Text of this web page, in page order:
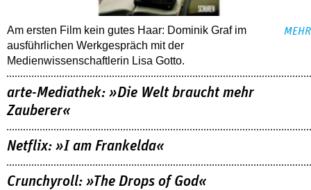
Am ersten Film kein gutes Haar: Dominik Graf im
ausführlichen Werkgespräch mit der
Medienwissenschaftlerin Lisa Gotto.
MEHR
arte-Mediathek: »Die Welt braucht mehr
Zauberer«
Netflix: »I am Frankelda«
Crunchyroll: »The Drops of God«